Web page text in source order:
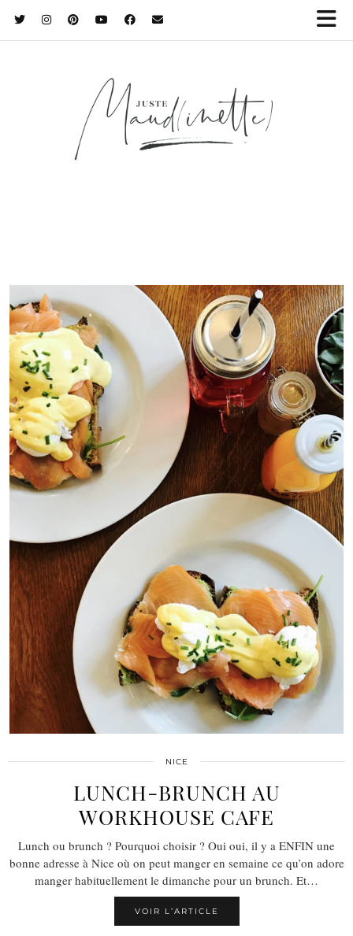
NICE
LUNCH-BRUNCH AU
WORKHOUSE CAFE
Lunch ou brunch ? Pourquoi choisir ? Oui oui, il y a ENFIN une
bonne adresse à Nice où on peut manger en semaine ce qu’on adore
manger habituellement le dimanche pour un brunch. Et…
VOIR L’ARTICLE